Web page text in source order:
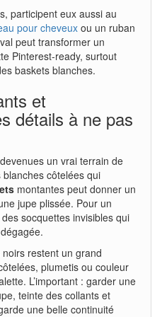
participent eux aussi au
pour cheveux ou un ruban
peut transformer un
Pinterest-ready, surtout
baskets blanches.
et
détails à ne pas
un vrai terrain de
côtelées qui
montantes peut donner un
jupe plissée. Pour un
socquettes invisibles qui
restent un grand
plumetis ou couleur
L’important : garder une
teinte des collants et
une belle continuité